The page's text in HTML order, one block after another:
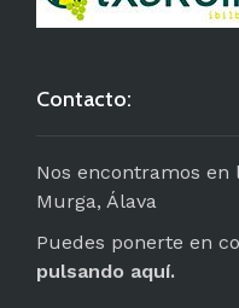
Contacto:
Nos encontramos en
Murga, Álava
Puedes ponerte en
pulsando aquí.